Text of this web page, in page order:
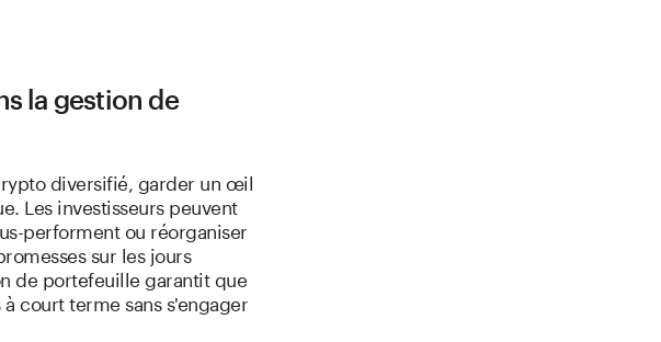
la gestion de
diversifié, garder un œil
Les investisseurs peuvent
performent ou réorganiser
sur les jours
de portefeuille garantit que
court terme sans s'engager